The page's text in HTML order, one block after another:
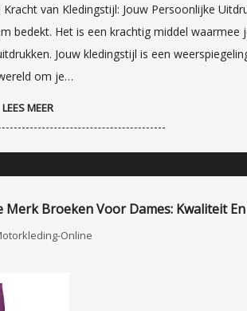
van Kledingstijl: Jouw Persoonlijke
bedekt. Het is een krachtig middel
Jouw kledingstijl is een
om je…
LEES MEER
Merk Broeken Voor Dames: Kwaliteit
Online